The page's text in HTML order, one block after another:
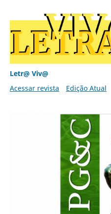
Letr@ Viv@
Acessar revista
Edição Atual